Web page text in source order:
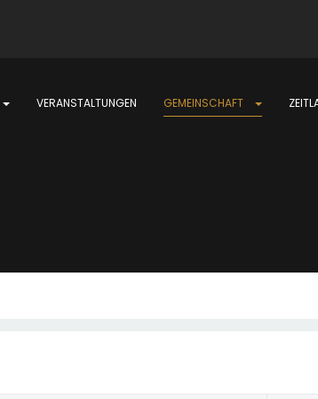
VERANSTALTUNGEN GEMEINSCHAFT